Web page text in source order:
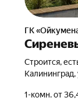
ГК
Строится,
Калининград,
1-комн. от